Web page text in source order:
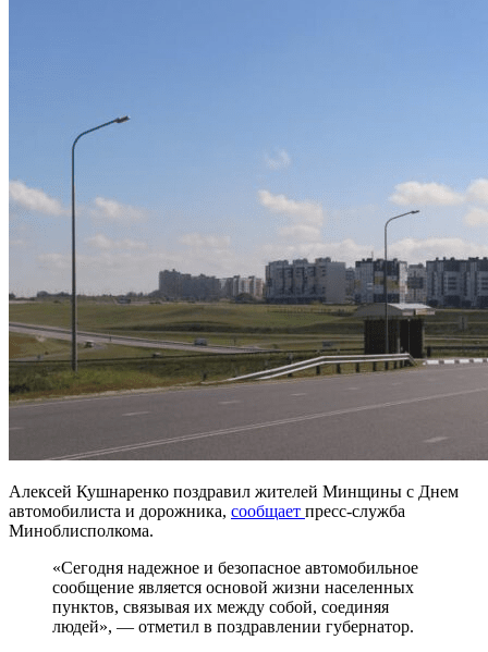
Алексей Кушнаренко поздравил жителей Минщины с Днем
автомобилиста и дорожника, сообщает пресс-служба
Миноблисполкома.
«Сегодня надежное и безопасное автомобильное
сообщение является основой жизни населенных
пунктов, связывая их между собой, соединяя
людей», — отметил в поздравлении губернатор.